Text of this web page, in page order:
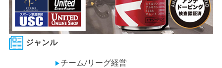
ジャンル
▶チーム/リーグ経営